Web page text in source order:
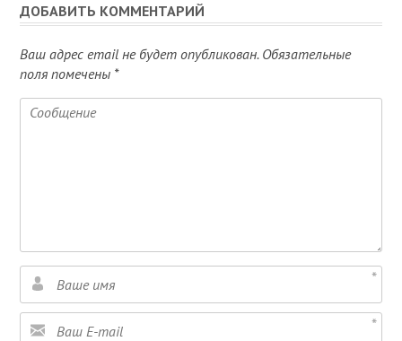
ДОБАВИТЬ КОММЕНТАРИЙ
Ваш адрес email не будет опубликован. Обязательные
поля помечены *